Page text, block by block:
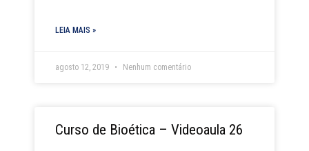
LEIA MAIS »
agosto 12, 2019 Nenhum comentário
Curso de Bioética – Videoaula 26